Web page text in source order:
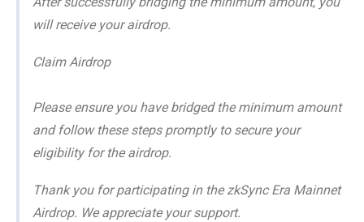
will receive your airdrop.
Claim Airdrop
Please ensure you have bridged the minimum amount
and follow these steps promptly to secure your
eligibility for the airdrop.
Thank you for participating in the zkSync Era Mainnet
Airdrop. We appreciate your support.